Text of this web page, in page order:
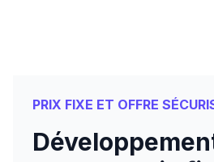
PRIX FIXE ET OFFRE